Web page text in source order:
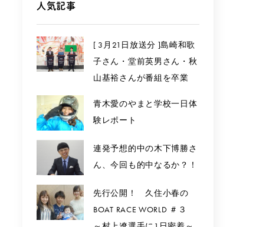
人気記事
[ 3月21日放送分 ]島崎和歌
子さん・堂前英男さん・秋
山基裕さんが番組を卒業
青木愛のやまと学校一日体
験レポート
連発予想的中の木下博勝さ
ん、今回も的中なるか？！
先行公開！ 久住小春の
BOAT RACE WORLD ＃３